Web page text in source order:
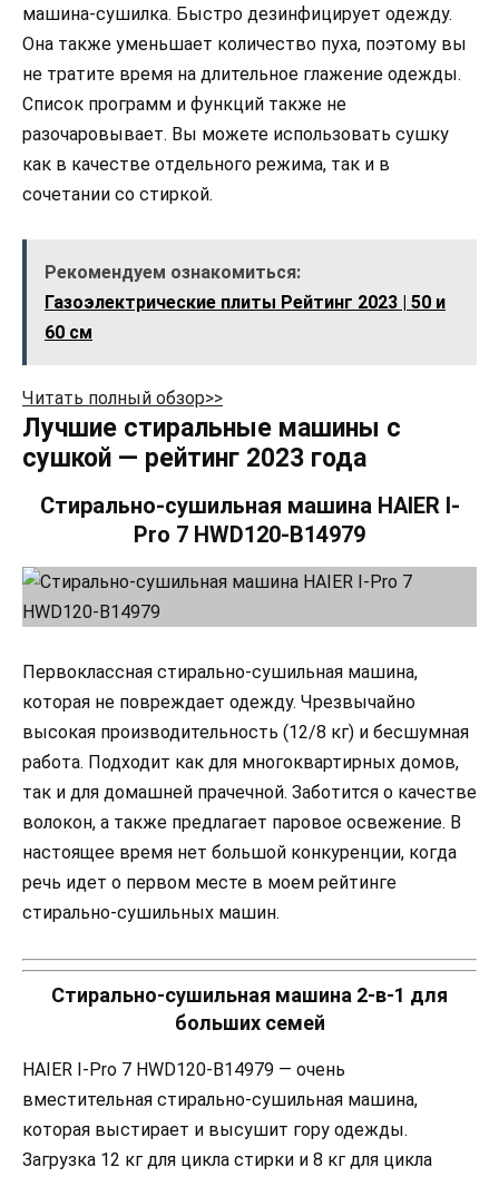
машина-сушилка. Быстро дезинфицирует одежду.
Она также уменьшает количество пуха, поэтому вы
не тратите время на длительное глажение одежды.
Список программ и функций также не
разочаровывает. Вы можете использовать сушку
как в качестве отдельного режима, так и в
сочетании со стиркой.
Рекомендуем ознакомиться:
Газоэлектрические плиты Рейтинг 2023 | 50 и
60 см
Читать полный обзор>>
Лучшие стиральные машины с
сушкой — рейтинг 2023 года
Стирально-сушильная машина HAIER I-
Pro 7 HWD120-B14979
Первоклассная стирально-сушильная машина,
которая не повреждает одежду. Чрезвычайно
высокая производительность (12/8 кг) и бесшумная
работа. Подходит как для многоквартирных домов,
так и для домашней прачечной. Заботится о качестве
волокон, а также предлагает паровое освежение. В
настоящее время нет большой конкуренции, когда
речь идет о первом месте в моем рейтинге
стирально-сушильных машин.
Стирально-сушильная машина 2-в-1 для
больших семей
HAIER I-Pro 7 HWD120-B14979 — очень
вместительная стирально-сушильная машина,
которая выстирает и высушит гору одежды.
Загрузка 12 кг для цикла стирки и 8 кг для цикла